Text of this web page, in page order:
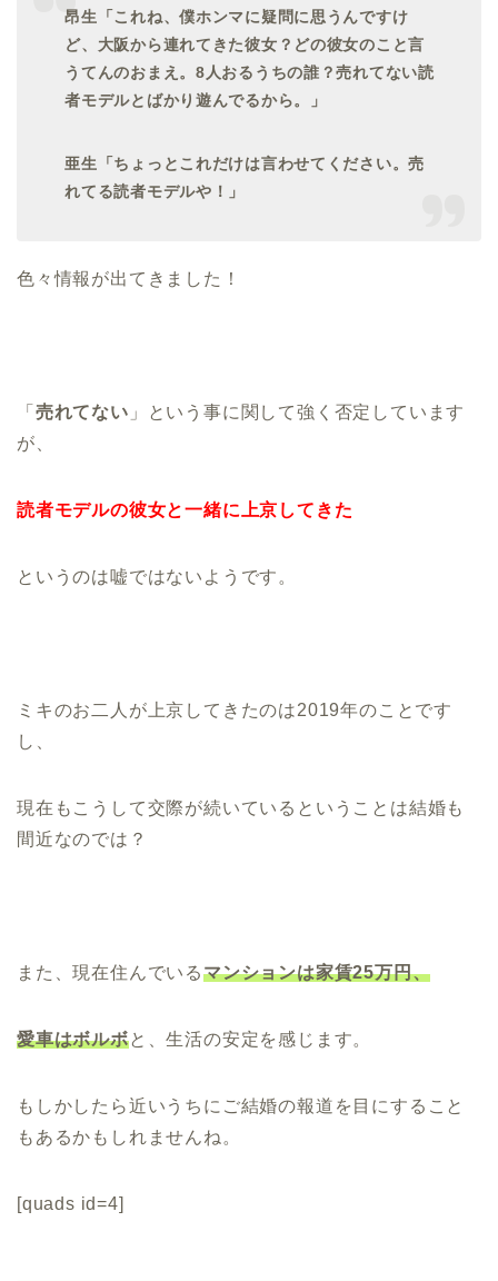
昂生「これね、僕ホンマに疑問に思うんですけ
ど、大阪から連れてきた彼女？どの彼女のこと言
うてんのおまえ。8人おるうちの誰？売れてない読
者モデルとばかり遊んでるから。」
亜生「ちょっとこれだけは言わせてください。売
れてる読者モデルや！」
色々情報が出てきました！
「 売れてない 」という事に関して強く否定しています
が、
読者モデルの彼女と一緒に上京してきた
というのは嘘ではないようです。
ミキのお二人が上京してきたのは2019年のことです
し、
現在もこうして交際が続いているということは結婚も
間近なのでは？
また、現在住んでいるマンションは家賃25万円、
愛車はボルボと、生活の安定を感じます。
もしかしたら近いうちにご結婚の報道を目にすること
もあるかもしれませんね。
[quads id=4]